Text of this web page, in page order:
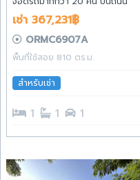
เชียงใหม่-หางดง
เช่า 367,231฿
ORMC6907A
พื้นที่ใช้สอย 810 ตร.ม.
สำหรับเช่า
1 1 1